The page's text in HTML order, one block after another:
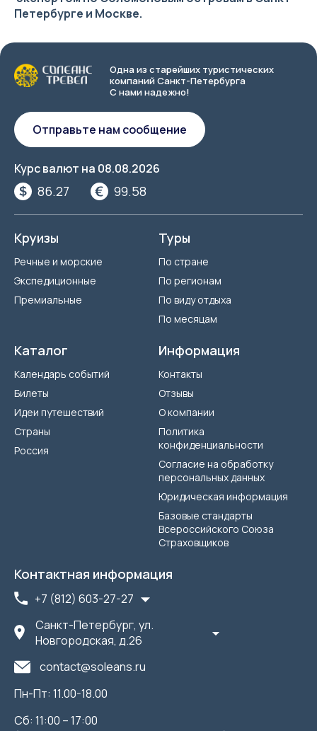
Петербурге и Москве.
Одна из старейших туристических
компаний Санкт-Петербурга
С нами надежно!
Курс валют на 08.08.2026
86.27 99.58
Отправьте нам сообщение
Круизы
Речные и морские
Экспедиционные
Премиальные
Туры
По стране
По регионам
По виду отдыха
По месяцам
Каталог
Календарь событий
Билеты
Идеи путешествий
Страны
Россия
Информация
Контакты
Отзывы
О компании
Политика
конфиденциальности
Согласие на обработку
персональных данных
Юридическая информация
Базовые стандарты
Всероссийского Союза
Страховщиков
Контактная информация
+7 (812) 603-27-27
Санкт-Петербург, ул.
Новгородская, д.26
contact@soleans.ru
Пн-Пт: 11.00-18.00
Сб: 11:00 – 17:00